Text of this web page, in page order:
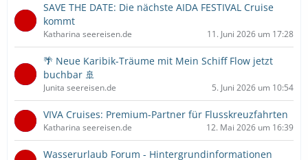
SAVE THE DATE: Die nächste AIDA FESTIVAL Cruise
kommt
Katharina seereisen.de 11. Juni 2026 um 17:28
🌴 Neue Karibik-Träume mit Mein Schiff Flow jetzt
buchbar 🚢
Junita seereisen.de 5. Juni 2026 um 10:54
VIVA Cruises: Premium-Partner für Flusskreuzfahrten
Katharina seereisen.de 12. Mai 2026 um 16:39
Wasserurlaub Forum - Hintergrundinformationen